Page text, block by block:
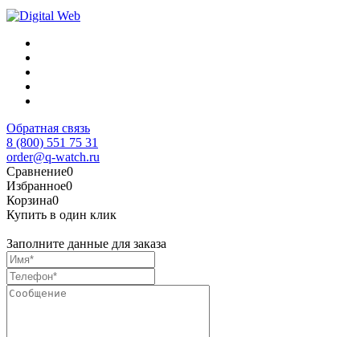
Обратная связь
8 (800) 551 75 31
order@q-watch.ru
Сравнение0
Избранное0
Корзина0
Купить в один клик
Заполните данные для заказа